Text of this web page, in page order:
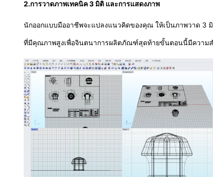
2.การวาดภาพเทคนิค 3 มิติ และการแสดงภาพ
นักออกแบบมืออาชีพจะแปลงแนวคิดของคุณ ให้เป็นภาพวาด 3
ที่มีคุณภาพสูงเพื่อจินตนาการผลิตภัณฑ์สุดท้ายขั้นตอนนี้มีความ